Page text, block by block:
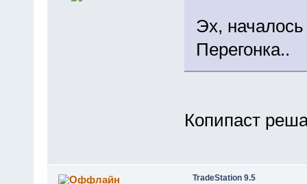
Эх,
Перегонка..
Копипаст
TradeStation 9.5